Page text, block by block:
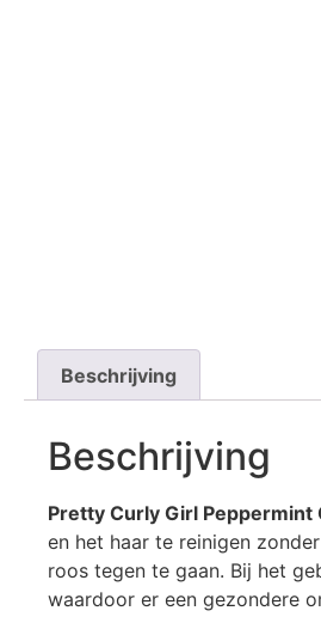
Beschrijving
Beschrijving
Pretty Curly Girl Peppermint
en het haar te reinigen
roos tegen te gaan. Bij het
waardoor er een gezondere